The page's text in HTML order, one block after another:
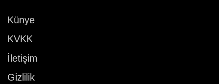
Künye
KVKK
İletişim
Gizlilik